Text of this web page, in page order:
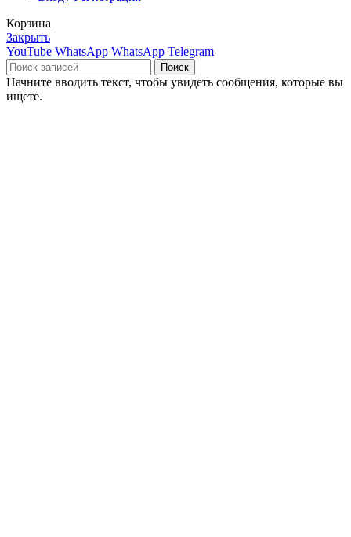
Корзина
Закрыть
YouTube WhatsApp WhatsApp Telegram
Поиск
Начните вводить текст, чтобы увидеть сообщения, которые вы
ищете.